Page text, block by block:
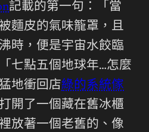
記載的第一句：「當
麵皮的氣味籠罩，且
時，便是宇宙水餃臨
七點五個地球年…怎麼
地衝回店綠的系統傢
開了一個藏在舊冰櫃
放著一個老舊的、像